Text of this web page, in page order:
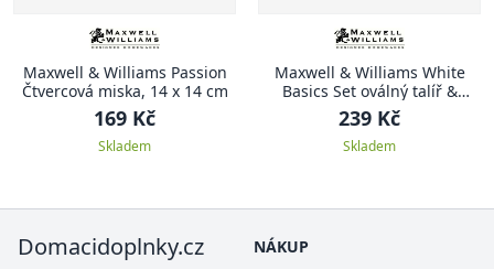
Maxwell & Williams Passion
Čtvercová miska, 14 x 14 cm
169 Kč
Skladem
Maxwell & Williams White
Basics Set oválný talíř &
mazací nůž
239 Kč
Skladem
Domacidoplnky.cz
NÁKUP